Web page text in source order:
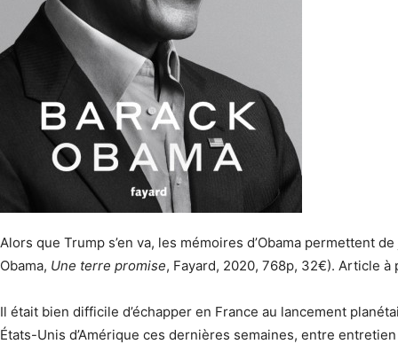
Alors que Trump s’en va, les mémoires d’Obama permettent
Obama, Une terre promise, Fayard, 2020, 768p, 32€). Article à
Il était bien difficile d’échapper en France au lancement
États-Unis d’Amérique ces dernières semaines, entre